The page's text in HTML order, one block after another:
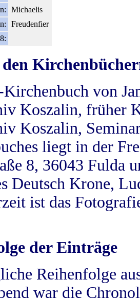
Michaelis
Freudenfier
von
Koszalin, früher
Koszalin,
liegt in der
8, 36043 Fulda
Deutsch Krone,
ist das
der Einträge
Reihenfolge
war die